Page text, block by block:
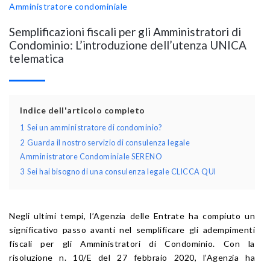
Amministratore condominiale
Semplificazioni fiscali per gli Amministratori di
Condominio: L’introduzione dell’utenza UNICA
telematica
Indice dell'articolo completo
1 Sei un amministratore di condominio?
2 Guarda il nostro servizio di consulenza legale
Amministratore Condominiale SERENO
3 Sei hai bisogno di una consulenza legale CLICCA QUI
Negli ultimi tempi, l’Agenzia delle Entrate ha compiuto un
significativo passo avanti nel semplificare gli adempimenti
fiscali per gli Amministratori di Condominio. Con la
risoluzione n. 10/E del 27 febbraio 2020, l’Agenzia ha